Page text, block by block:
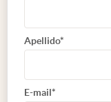
Apellido*
E-mail*